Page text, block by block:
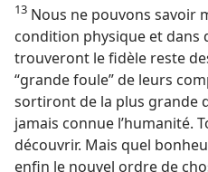
13 Nous ne pouvons savoir
condition physique et dans
trouveront le fidèle reste
“grande foule” de leurs
sortiront de la plus grande
jamais connue l’humanité.
découvrir. Mais quel
enfin le nouvel ordre de